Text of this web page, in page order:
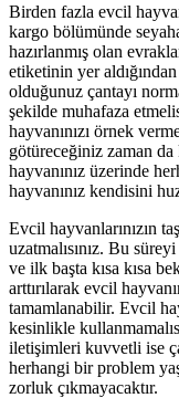
Birden fazla evcil
kargo bölümünde
hazırlanmış olan
etiketinin yer
olduğunuz çantayı
şekilde muhafaza
hayvanınızı örnek
götüreceğiniz zaman
hayvanınız üzerinde
hayvanınız kendisini
Evcil hayvanlarınızın
uzatmalısınız. Bu
ve ilk başta kısa kısa
arttırılarak evcil
tamamlanabilir. Evcil
kesinlikle
iletişimleri kuvvetli ise
herhangi bir problem
zorluk çıkmayacaktır.